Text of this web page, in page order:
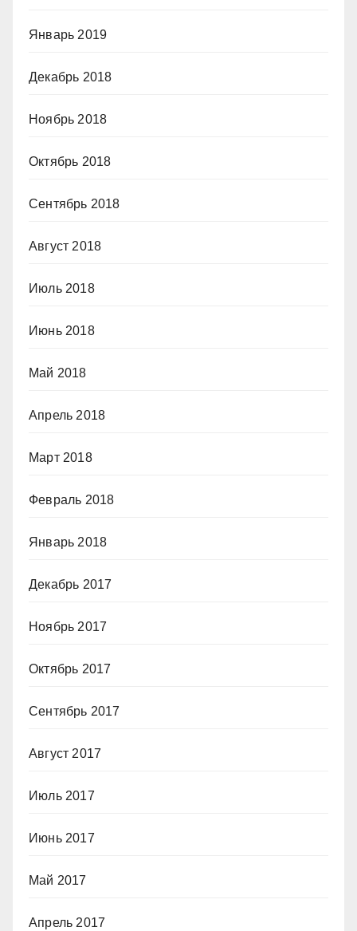
Январь 2019
Декабрь 2018
Ноябрь 2018
Октябрь 2018
Сентябрь 2018
Август 2018
Июль 2018
Июнь 2018
Май 2018
Апрель 2018
Март 2018
Февраль 2018
Январь 2018
Декабрь 2017
Ноябрь 2017
Октябрь 2017
Сентябрь 2017
Август 2017
Июль 2017
Июнь 2017
Май 2017
Апрель 2017